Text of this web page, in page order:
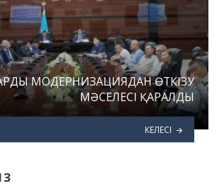
МОДЕРНИЗАЦИЯДАН ӨТКІЗУ
МӘСЕЛЕСІ ҚАРАЛДЫ
КЕЛЕСІ